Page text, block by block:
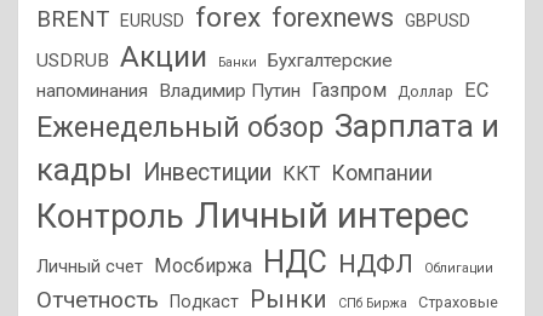
BRENT EURUSD forex forexnews GBPUSD
USDRUB Акции Банки
Бухгалтерские
напоминания
Владимир Путин Газпром Доллар ЕС
Еженедельный обзор Зарплата и
кадры
Инвестиции ККТ Компании
Контроль Личный интерес
Личный счет Мосбиржа НДС НДФЛ Облигации
Отчетность Подкаст Рынки СПб Биржа Страховые